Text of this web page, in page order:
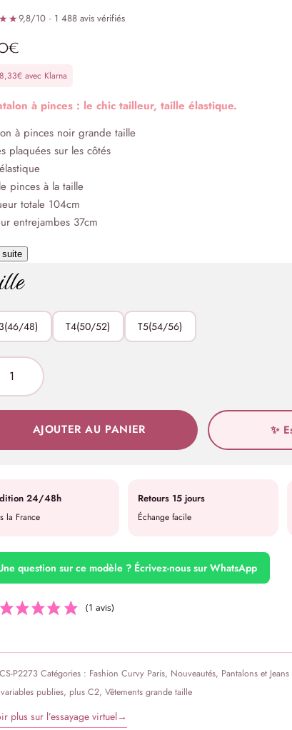
9,8/10 · 1 488 avis vérifiés
€
8,33€avec Klarna
à pinces : le chic tailleur, taille élastique.
à pinces noir grande taille
plaquées sur les côtés
pinces à la taille
totale 104cm
entrejambes 37cm
suite
48) T4(50/52) T5(54/56)
AJOUTER AU PANIER ✨
24/48h
la France
Retours 15 jours
Échange facile
question sur ce modèle ? Écrivez-nous sur WhatsApp
(1 avis)
P2273 Catégories : Fashion Curvy Paris, Nouveautés, Pantalons et
publies, plus C2, Vêtements grande taille
plus sur l’essayage virtuel→